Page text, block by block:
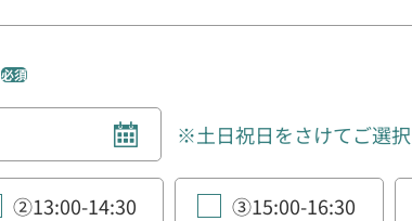
必須
※土日祝日をさけてご選
②13:00-14:30 ③15:00-16:30